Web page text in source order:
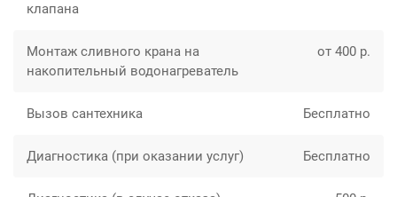
клапана
Монтаж сливного крана на
накопительный водонагреватель
от 400 р.
Вызов сантехника Бесплатно
Диагностика (при оказании услуг) Бесплатно